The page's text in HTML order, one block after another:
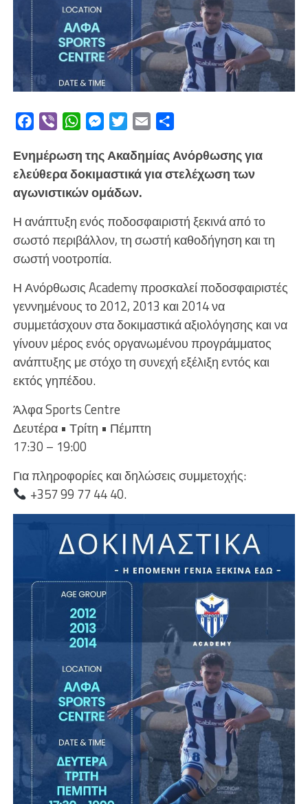
Facebook
Viber WhatsAppMessengerTwitterEmail
Ενημέρωση της Ακαδημίας Ανόρθωσης για
ελεύθερα δοκιμαστικά για στελέχωση των
αγωνιστικών ομάδων.
Η ανάπτυξη ενός ποδοσφαιριστή ξεκινά από το
σωστό περιβάλλον, τη σωστή καθοδήγηση και τη
σωστή νοοτροπία.
Η Ανόρθωσις Academy προσκαλεί ποδοσφαιριστές
γεννημένους το 2012, 2013 και 2014 να
συμμετάσχουν στα δοκιμαστικά αξιολόγησης και να
γίνουν μέρος ενός οργανωμένου προγράμματος
ανάπτυξης με στόχο τη συνεχή εξέλιξη εντός και
εκτός γηπέδου.
Άλφα Sports Centre
Δευτέρα • Τρίτη • Πέμπτη
17:30 – 19:00
Για πληροφορίες και δηλώσεις συμμετοχής:
+357 99 77 44 40.